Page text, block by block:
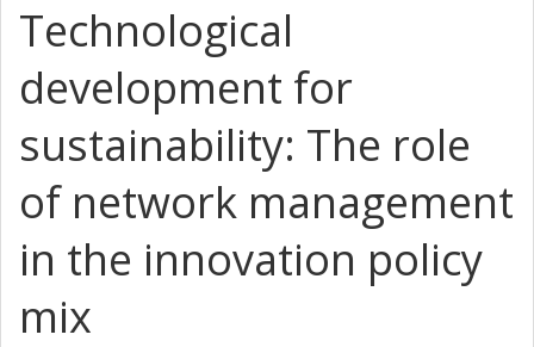
Technological
development for
sustainability: The role
of network management
in the innovation policy
mix